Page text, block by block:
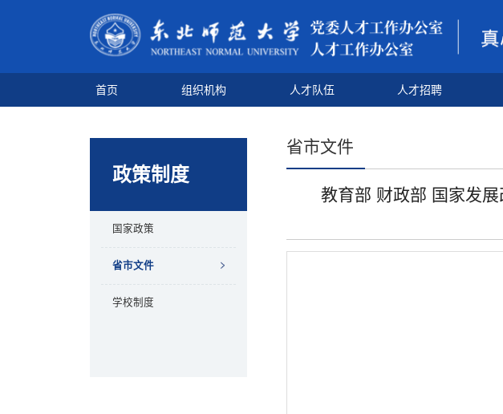
首页 组织机构 人才队伍 人才招聘
政策制度
国家政策
省市文件
学校制度
省市文件
教育部 财政部 国家发